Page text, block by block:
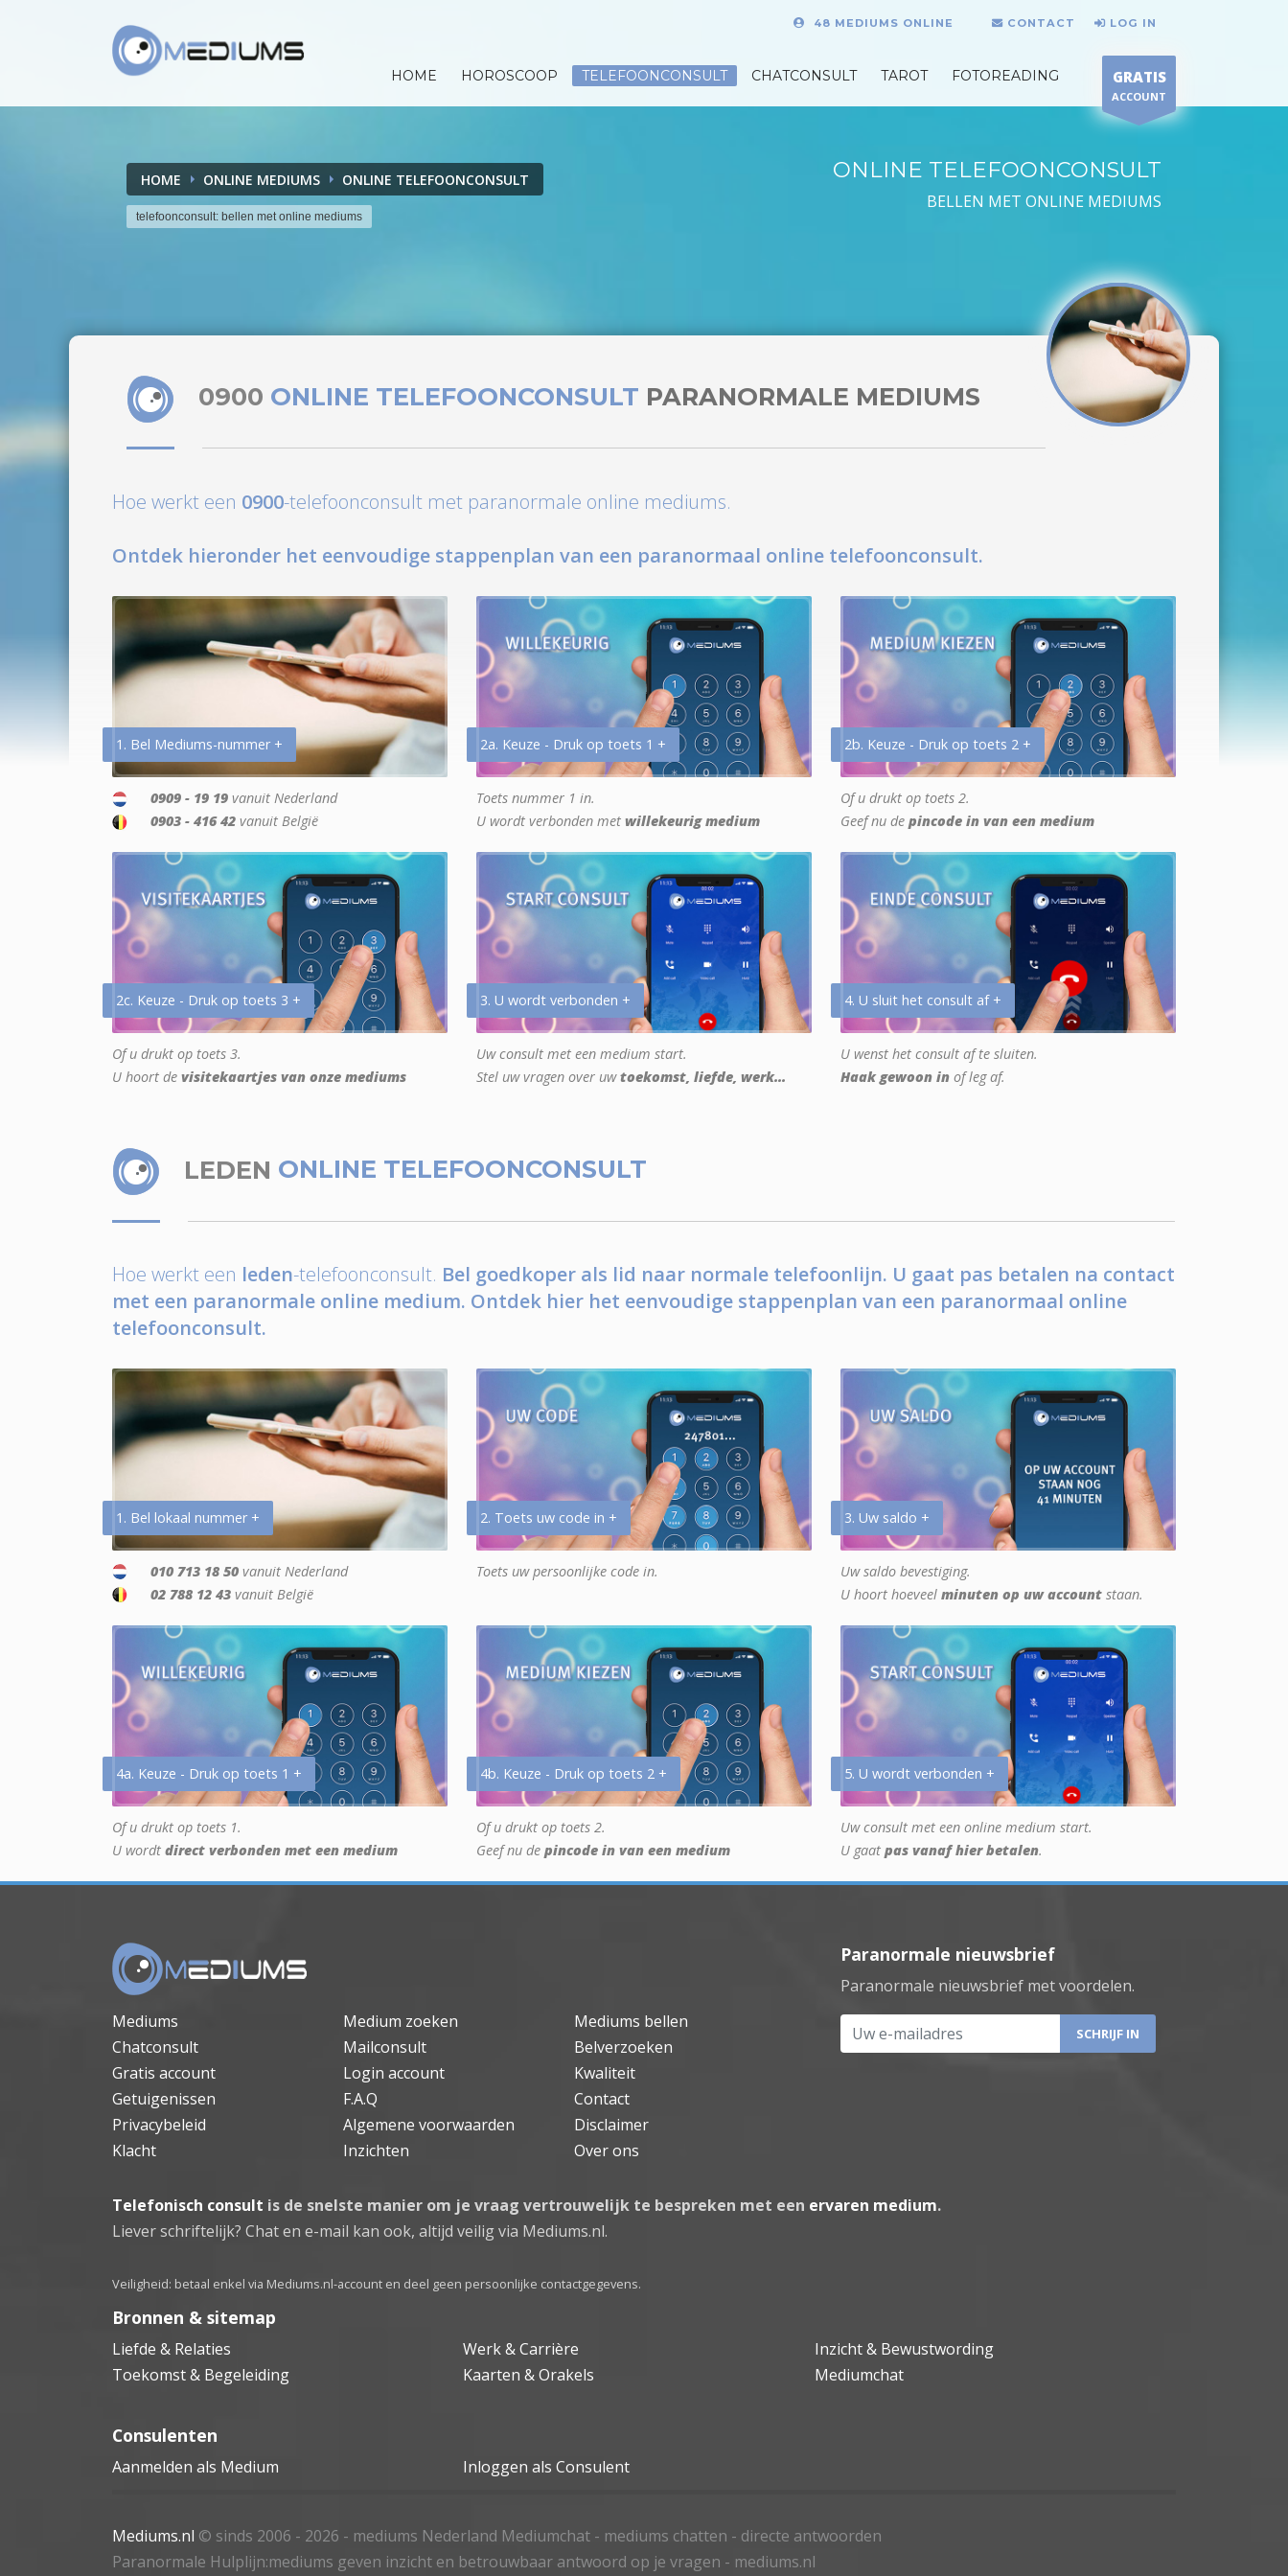
48 MEDIUMS ONLINE CONTACT LOG IN
HOME HOROSCOOP TELEFOONCONSULT CHATCONSULT TAROT FOTOREADING GRATIS
ACCOUNT
HOME ONLINE MEDIUMS ONLINE TELEFOONCONSULT
telefoonconsult: bellen met online mediums
ONLINE TELEFOONCONSULT
BELLEN MET ONLINE MEDIUMS
0900 ONLINE TELEFOONCONSULT PARANORMALE MEDIUMS
Hoe werkt een 0900-telefoonconsult met paranormale online mediums.
Ontdek hieronder het eenvoudige stappenplan van een paranormaal online telefoonconsult.
1. Bel Mediums-nummer +
0909 - 19 19 vanuit Nederland
0903 - 416 42 vanuit België
2a. Keuze - Druk op toets 1 +
Toets nummer 1 in.
U wordt verbonden met willekeurig medium
2b. Keuze - Druk op toets 2 +
Of u drukt op toets 2.
Geef nu de pincode in van een medium
2c. Keuze - Druk op toets 3 +
Of u drukt op toets 3.
U hoort de visitekaartjes van onze mediums
3. U wordt verbonden +
Uw consult met een medium start.
Stel uw vragen over uwtoekomst, liefde, werk...
4. U sluit het consult af +
U wenst het consult af te sluiten.
Haak gewoon in of leg af.
LEDEN ONLINE TELEFOONCONSULT
Hoe werkt een leden-telefoonconsult. Bel goedkoper als lid naar normale telefoonlijn. U gaat pas betalen na contact
met een paranormale online medium. Ontdek hier het eenvoudige stappenplan van een paranormaal online
telefoonconsult.
1. Bel lokaal nummer +
010 713 18 50 vanuit Nederland
02 788 12 43 vanuit België
2. Toets uw code in +
Toets uw persoonlijke code in.
3. Uw saldo +
Uw saldo bevestiging.
U hoort hoeveel minuten op uw account staan.
4a. Keuze - Druk op toets 1 +
Of u drukt op toets 1.
U wordt direct verbonden met een medium
4b. Keuze - Druk op toets 2 +
Of u drukt op toets 2.
Geef nu de pincode in van een medium
5. U wordt verbonden +
Uw consult met een online medium start.
U gaat pas vanaf hier betalen.
Mediums Medium zoeken
Mediums bellen
Chatconsult
Mailconsult
Belverzoeken
Gratis account
Login account
Kwaliteit
Getuigenissen
F.A.Q
Contact
Privacybeleid
Algemene voorwaarden
Disclaimer
Klacht
Inzichten Over ons
Paranormale nieuwsbrief
Paranormale nieuwsbrief met voordelen.
Uw e-mailadres
Telefonisch consult is de snelste manier om je vraag vertrouwelijk te bespreken met een ervaren medium.
Liever schriftelijk? Chat en e-mail kan ook, altijd veilig via Mediums.nl.
Veiligheid: betaal enkel via Mediums.nl-account en deel geen persoonlijke contactgegevens.
Bronnen & sitemap
Liefde & Relaties Werk & Carrière
Inzicht & Bewustwording
Toekomst & Begeleiding
Kaarten & Orakels Mediumchat
Consulenten
Aanmelden als Medium Inloggen als Consulent
Mediums.nl © sinds 2006 - 2026 - mediums Nederland Mediumchat - mediums chatten - directe antwoorden
Paranormale Hulplijn:mediums geven inzicht en betrouwbaar antwoord op je vragen - mediums.nl